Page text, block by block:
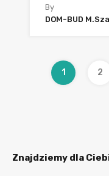
By
DOM-BUD
1 2
Znajdziemy dla